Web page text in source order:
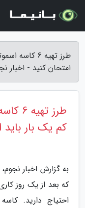
طرز تهیه 6
امتحان کنید - اخبار
طرز
کم یک بار باید
به گزارش اخبار
که بعد از یک روز
احتیاج دارید.